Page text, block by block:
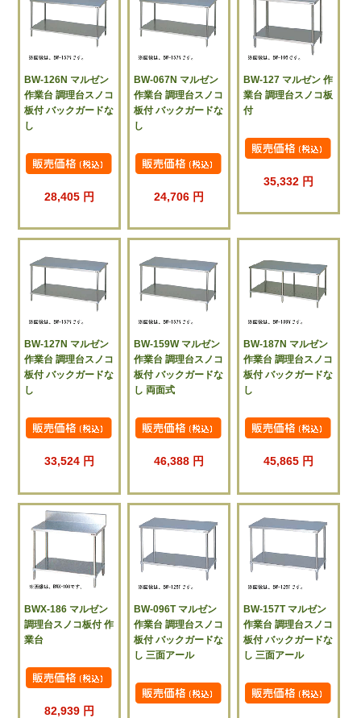
BW-126N マルゼン
作業台 調理台スノコ
板付 バックガードな
し
28,405 円
BW-067N マルゼン
作業台 調理台スノコ
板付 バックガードな
し
24,706 円
BW-127 マルゼン 作
業台 調理台スノコ板
付
35,332 円
BW-127N マルゼン
作業台 調理台スノコ
板付 バックガードな
し
33,524 円
BW-159W マルゼン
作業台 調理台スノコ
板付 バックガードな
し 両面式
46,388 円
BW-187N マルゼン
作業台 調理台スノコ
板付 バックガードな
し
45,865 円
BWX-186 マルゼン
調理台スノコ板付 作
業台
82,939 円
BW-096T マルゼン
作業台 調理台スノコ
板付 バックガードな
し 三面アール
BW-157T マルゼン
作業台 調理台スノコ
板付 バックガードな
し 三面アール